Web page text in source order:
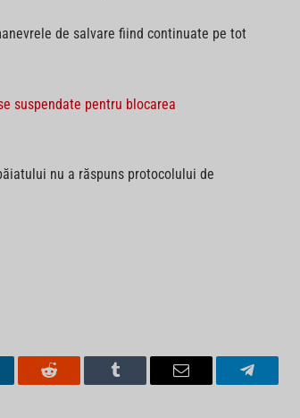
de salvare fiind continuate pe tot
suspendate pentru blocarea
nu a răspuns protocolului de
Reddit Tumblr Email